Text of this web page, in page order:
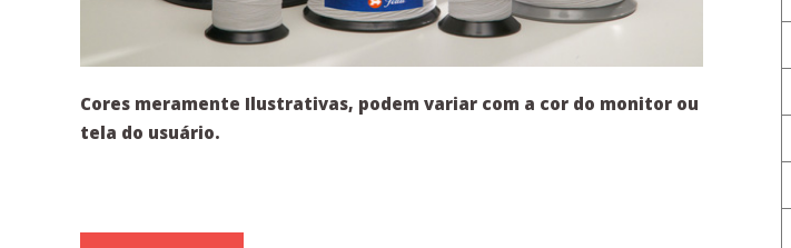
Cores meramente Ilustrativas, podem variar com a cor do monitor ou
tela do usuário.